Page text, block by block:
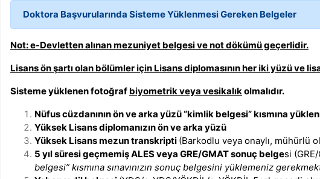
Doktora Başvurularında Sisteme Yüklenmesi Gereken Belgeler
Not: e-Devletten alınan mezuniyet belgesi ve not dökümü geçerlidir.
Lisans ön şartı olan bölümler için Lisans diplomasının her iki yüzü
Sisteme yüklenen fotoğraf biyometrik veya vesikalıkolmalıdır.
Nüfus cüzdanının ön ve arka yüzü “kimlik belgesi” kısmına
Yüksek Lisans diplomanızın ön ve arka yüzü
Yüksek Lisans mezun transkripti (Barkodlu veya onaylı, mühürlü
5 yıl süresi geçmemiş ALES veya GRE/GMAT sonuç belgesi
belgesi” kısmına sınavınızın sonuç belgesini yüklemeniz